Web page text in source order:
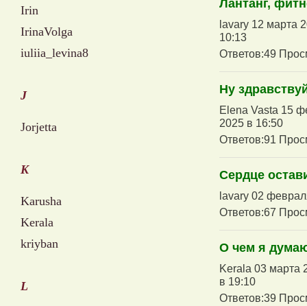
Irin
IrinaVolga
iuliia_levina8
J
Jorjetta
K
Karusha
Kerala
kriyban
L
Лантанг,
lavary 12 марта
10:13
Ответов:49
Ну
Elena Vasta 15
2025 в 16:50
Ответов:91
Сердце
lavary 02
Ответов:67
О чем я
Kerala 03 марта
в 19:10
Ответов:39